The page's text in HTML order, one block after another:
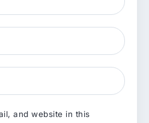
and website in this